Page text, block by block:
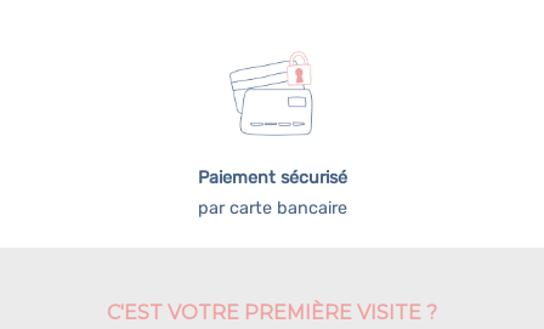
Paiement sécurisé
par carte bancaire
C'EST VOTRE PREMIÈRE VISITE ?